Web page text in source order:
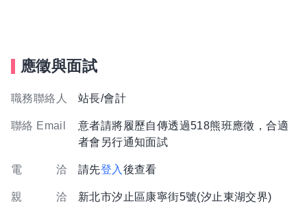
應徵與面試
職務聯絡人 站長/會計
聯絡 Email
意者請將履歷自傳透過518熊班應徵，合適
者會另行通知面試
電 洽 請先登入 後查看
親 洽 新北市汐止區康寧街5號(汐止東湖交界)